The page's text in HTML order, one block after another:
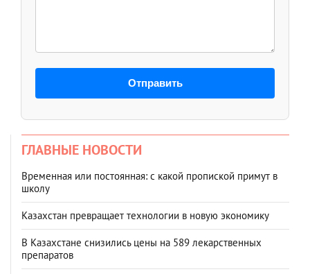
Отправить
ГЛАВНЫЕ НОВОСТИ
Временная или постоянная: с какой пропиской примут в
школу
Казахстан превращает технологии в новую экономику
В Казахстане снизились цены на 589 лекарственных
препаратов